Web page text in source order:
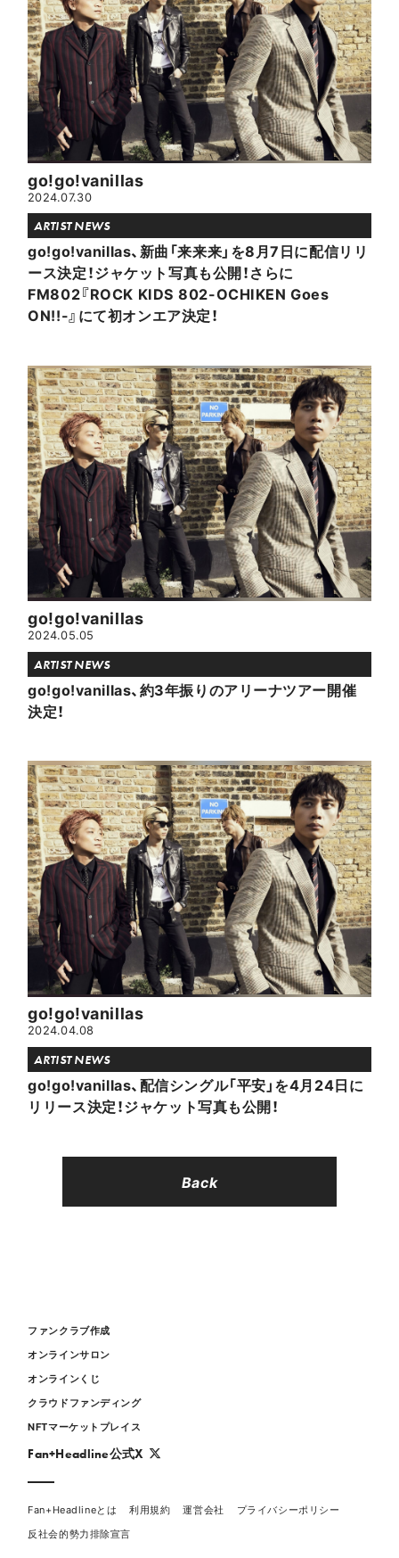
go!go!vanillas
2024.07.30
ARTIST NEWS
go!go!vanillas、新曲「来来来」を8月7日に配信リリ
ース決定！ジャケット写真も公開！さらに
FM802『ROCK KIDS 802-OCHIKEN Goes
ON!!-』にて初オンエア決定！
go!go!vanillas
2024.05.05
ARTIST NEWS
go!go!vanillas、約3年振りのアリーナツアー開催
決定！
go!go!vanillas
2024.04.08
ARTIST NEWS
go!go!vanillas、配信シングル「平安」を4月24日に
リリース決定！ジャケット写真も公開！
Back
ファンクラブ作成
オンラインサロン
オンラインくじ
クラウドファンディング
NFTマーケットプレイス
Fan+Headline公式X
Fan+Headlineとは 利用規約 運営会社
プライバシーポリシー
反社会的勢力排除宣言